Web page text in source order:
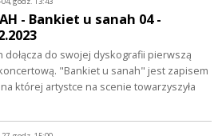
- Bankiet u sanah 04 -
dołącza do swojej dyskografii pierwszą
"Bankiet u sanah" jest zapisem
której artystce na scenie towarzyszyła